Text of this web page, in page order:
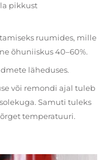
pikkust
ruumides, mille
õhuniiskus 40–60%.
läheduses.
või remondi ajal tuleb
Samuti tuleks
temperatuuri.